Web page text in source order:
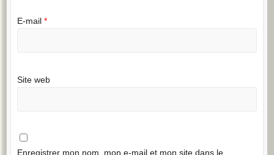
E-mail *
Site web
Enregistrer mon nom, mon e-mail et mon site dans le